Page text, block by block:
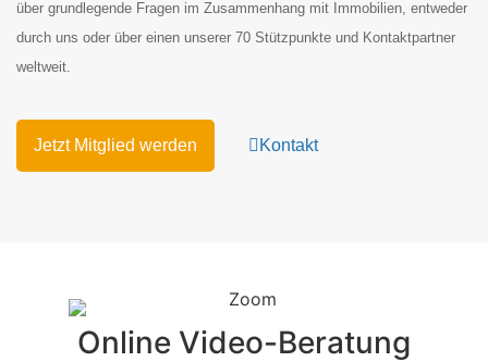
über grundlegende Fragen im Zusammenhang mit Immobilien, entweder
durch uns oder über einen unserer 70 Stützpunkte und Kontaktpartner
weltweit.
Jetzt Mitglied werden Kontakt
Online Video-Beratung